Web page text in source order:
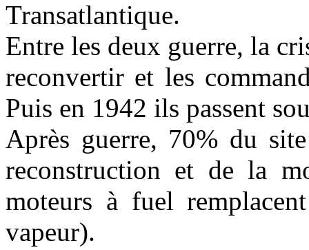
Transatlantique.
Entre les deux guerre, la
reconvertir et les
Puis en 1942 ils passent
Après guerre, 70% du
reconstruction et de la
moteurs à fuel
vapeur).